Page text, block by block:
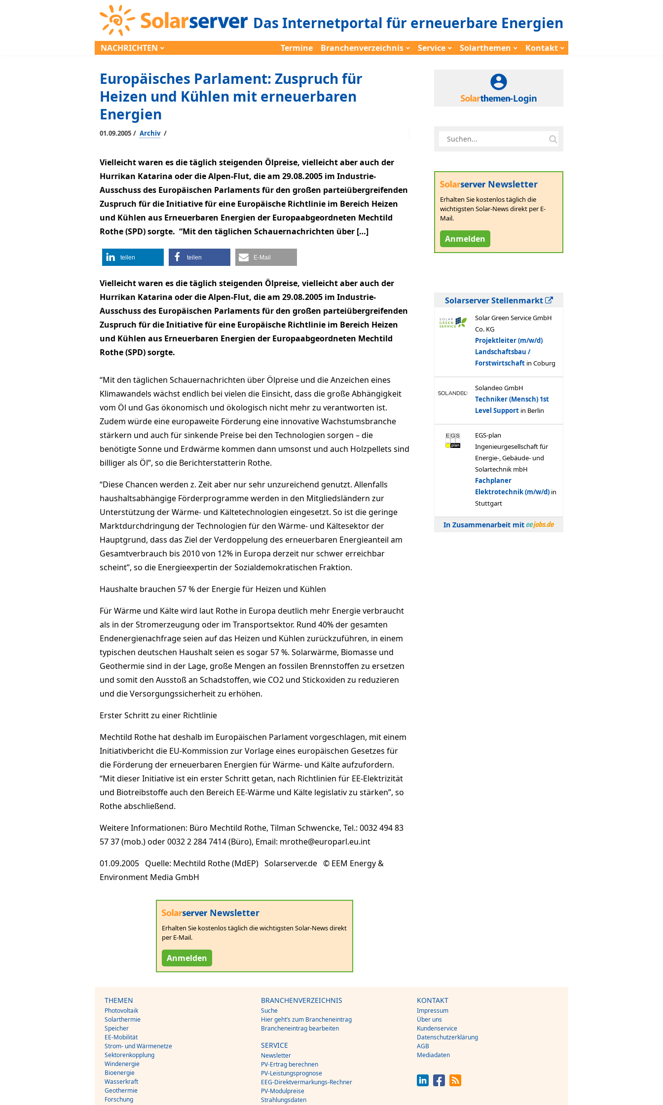
Das Internetportal für erneuerbare Energien
NACHRICHTEN Termine Branchenverzeichnis Service Solarthemen Kontakt
Europäisches Parlament: Zuspruch für
Heizen und Kühlen mit erneuerbaren
Energien
01.09.2005 / Archiv /
Vielleicht waren es die täglich steigenden Ölpreise, vielleicht aber auch der
Hurrikan Katarina oder die Alpen-Flut, die am 29.08.2005 im Industrie-
Ausschuss des Europäischen Parlaments für den großen parteiübergreifenden
Zuspruch für die Initiative für eine Europäische Richtlinie im Bereich Heizen
und Kühlen aus Erneuerbaren Energien der Europaabgeordneten Mechtild
Rothe (SPD) sorgte. “Mit den täglichen Schauernachrichten über […]
teilen teilen E-Mail
Vielleicht waren es die täglich steigenden Ölpreise, vielleicht aber auch der
Hurrikan Katarina oder die Alpen-Flut, die am 29.08.2005 im Industrie-
Ausschuss des Europäischen Parlaments für den großen parteiübergreifenden
Zuspruch für die Initiative für eine Europäische Richtlinie im Bereich Heizen
und Kühlen aus Erneuerbaren Energien der Europaabgeordneten Mechtild
Rothe (SPD) sorgte.
“Mit den täglichen Schauernachrichten über Ölpreise und die Anzeichen eines
Klimawandels wächst endlich bei vielen die Einsicht, dass die große Abhängigkeit
vom Öl und Gas ökonomisch und ökologisch nicht mehr zu verantworten ist.
Zudem würde eine europaweite Förderung eine innovative Wachstumsbranche
stärkern und auch für sinkende Preise bei den Technologien sorgen – die
benötigte Sonne und Erdwärme kommen dann umsonst und auch Holzpellets sind
billiger als Öl”, so die Berichterstatterin Rothe.
“Diese Chancen werden z. Zeit aber nur sehr unzureichend genutzt. Allenfalls
haushaltsabhängige Förderprogramme werden in den Mitgliedsländern zur
Unterstützung der Wärme- und Kältetechnologien eingesetzt. So ist die geringe
Marktdurchdringung der Technologien für den Wärme- und Kältesektor der
Hauptgrund, dass das Ziel der Verdoppelung des erneuerbaren Energieanteil am
Gesamtverbrauch bis 2010 von 12% in Europa derzeit nur schwer erreichbar
scheint”, so die Energieexpertin der Sozialdemokratischen Fraktion.
Haushalte brauchen 57 % der Energie für Heizen und Kühlen
Für Wärme und Kälte wird laut Rothe in Europa deutlich mehr Energie verbraucht
als in der Stromerzeugung oder im Transportsektor. Rund 40% der gesamten
Endenergienachfrage seien auf das Heizen und Kühlen zurückzuführen, in einem
typischen deutschen Haushalt seien es sogar 57 %. Solarwärme, Biomasse und
Geothermie sind in der Lage, große Mengen an fossilen Brennstoffen zu ersetzen
und somit den Ausstoß an Schadstoffen, wie CO2 und Stickoxiden zu reduzieren
und die Versorgungssicherheit zu erhöhen.
Erster Schritt zu einer Richtlinie
Mechtild Rothe hat deshalb im Europäischen Parlament vorgeschlagen, mit einem
Initiativbericht die EU-Kommission zur Vorlage eines europäischen Gesetzes für
die Förderung der erneuerbaren Energien für Wärme- und Kälte aufzufordern.
“Mit dieser Initiative ist ein erster Schritt getan, nach Richtlinien für EE-Elektrizität
und Biotreibstoffe auch den Bereich EE-Wärme und Kälte legislativ zu stärken”, so
Rothe abschließend.
Weitere Informationen: Büro Mechtild Rothe, Tilman Schwencke, Tel.: 0032 494 83
57 37 (mob.) oder 0032 2 284 7414 (Büro), Email: mrothe@europarl.eu.int
01.09.2005 Quelle: Mechtild Rothe (MdEP) Solarserver.de © EEM Energy &
Environment Media GmbH
Newsletter
Erhalten Sie kostenlos täglich die wichtigsten Solar-News direkt
per E-Mail.
Anmelden
-Login
Newsletter
Erhalten Sie kostenlos täglich die
wichtigsten Solar-News direkt per E-
Mail.
Anmelden
Solarserver Stellenmarkt
In Zusammenarbeit mit
THEMEN
Photovoltaik
Solarthermie
Speicher
EE-Mobilität
Strom- und Wärmenetze
Sektorenkopplung
Windenergie
Bioenergie
Wasserkraft
Geothermie
Forschung
BRANCHENVERZEICHNIS
Suche
Hier geht’s zum Brancheneintrag
Brancheneintrag bearbeiten
SERVICE
Newsletter
PV-Ertrag berechnen
PV-Leistungsprognose
EEG-Direktvermarkungs-Rechner
PV-Modulpreise
Strahlungsdaten
KONTAKT
Impressum
Über uns
Kundenservice
Datenschutzerklärung
AGB
Mediadaten